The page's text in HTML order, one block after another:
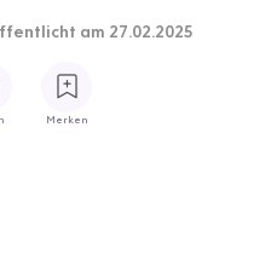
am 27.02.2025
Merken